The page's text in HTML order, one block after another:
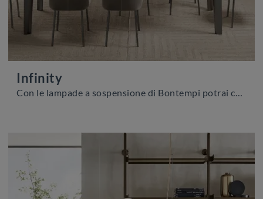
Infinity
Con le lampade a sospensione di Bontempi potrai completare i tuoi spazi: clicca e scopri Infinity!